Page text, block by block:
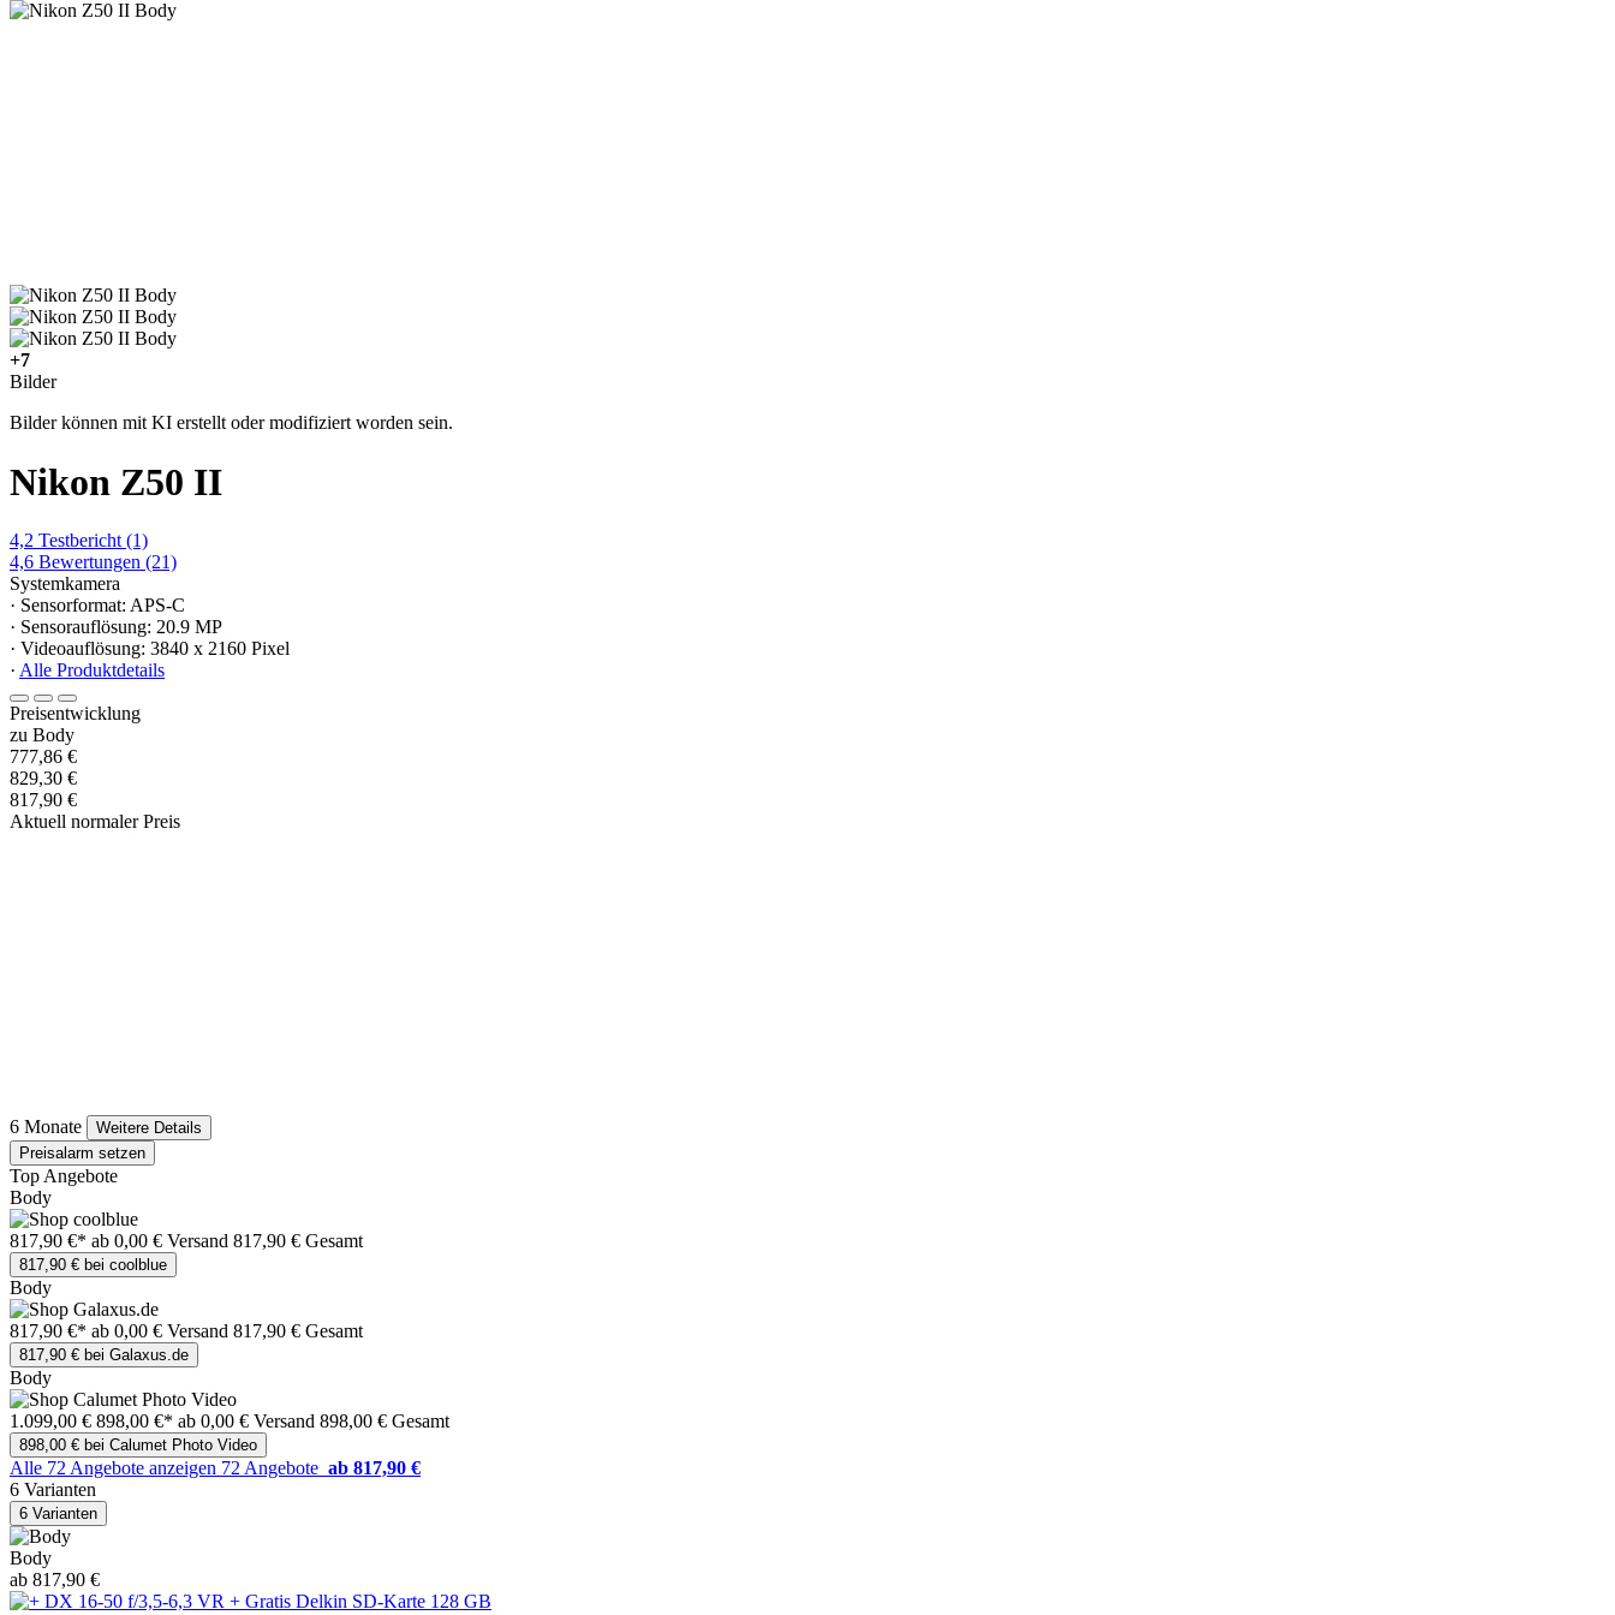
+7
Bilder
Bilder können mit KI erstellt oder modifiziert worden sein.
Nikon Z50 II
4,2 Testbericht (1)
4,6 Bewertungen (21)
Systemkamera
· Sensorformat: APS-C
· Sensorauflösung: 20.9 MP
· Videoauflösung: 3840 x 2160 Pixel
· Alle Produktdetails
Preisentwicklung
zu Body
777,86 €
829,30 €
817,90 €
Aktuell normaler Preis
6 Monate
Weitere Details
Preisalarm setzen
Top Angebote
Body
817,90 €* ab 0,00 € Versand 817,90 € Gesamt
817,90 € bei coolblue
Body
817,90 €* ab 0,00 € Versand 817,90 € Gesamt
817,90 € bei Galaxus.de
Body
1.099,00 € 898,00 €* ab 0,00 € Versand 898,00 € Gesamt
898,00 € bei Calumet Photo Video
Alle 72 Angebote anzeigen 72 Angebote ab 817,90 €
6 Varianten
6 Varianten
Body
ab 817,90 €